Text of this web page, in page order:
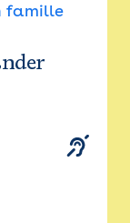
famille